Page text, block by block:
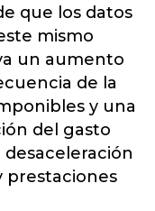
que los datos
mismo
un aumento
de la
y una
del gasto
prestaciones